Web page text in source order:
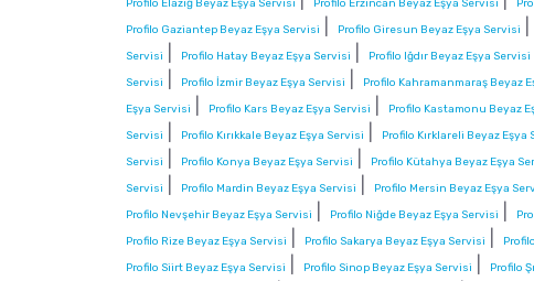
Profilo Elazığ Beyaz Eşya Servisi Profilo Erzincan Beyaz Eşya Servisi
Profilo Gaziantep Beyaz Eşya Servisi Profilo Giresun Beyaz Eşya Servisi
Servisi
Profilo Hatay Beyaz Eşya Servisi Profilo Iğdır Beyaz Eşya Servisi
Servisi
Profilo İzmir Beyaz Eşya Servisi Profilo Kahramanmaraş Beyaz
Eşya Servisi
Profilo Kars Beyaz Eşya Servisi Profilo Kastamonu Beyaz
Servisi
Profilo Kırıkkale Beyaz Eşya Servisi Profilo Kırklareli Beyaz Eşya
Servisi
Profilo Konya Beyaz Eşya Servisi Profilo Kütahya Beyaz Eşya
Servisi
Profilo Mardin Beyaz Eşya Servisi Profilo Mersin Beyaz Eşya
Profilo Nevşehir Beyaz Eşya Servisi Profilo Niğde Beyaz Eşya Servisi
Profilo Rize Beyaz Eşya Servisi Profilo Sakarya Beyaz Eşya Servisi
Profilo Siirt Beyaz Eşya Servisi Profilo Sinop Beyaz Eşya Servisi Profilo